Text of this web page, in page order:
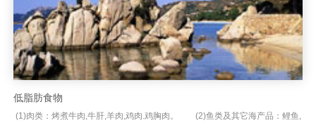
低脂肪食物
(1)肉类：烤煮牛肉,牛肝,羊肉,鸡肉.鸡胸肉。 (2)鱼类及其它海产品：鲤鱼,